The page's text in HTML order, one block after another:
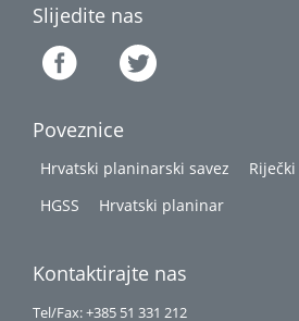
Slijedite nas
Poveznice
Hrvatski planinarski savez
HGSS
Hrvatski planinar
Kontaktirajte nas
Tel/Fax: +385 51 331 212